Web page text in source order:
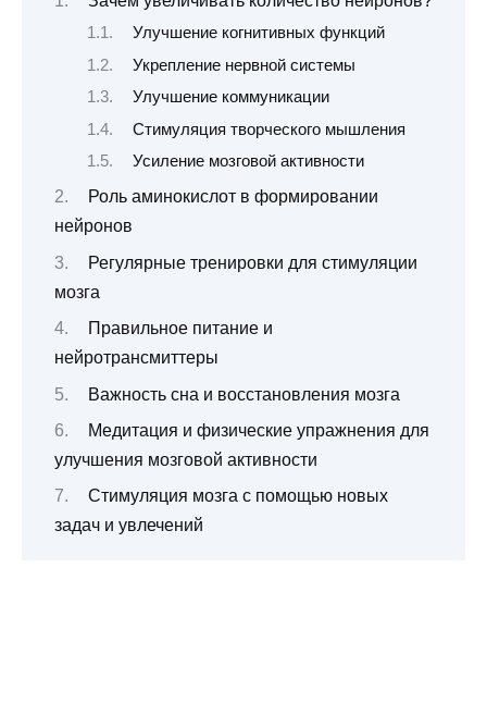
Улучшение когнитивных функций
Укрепление нервной системы
Улучшение коммуникации
Стимуляция творческого мышления
Усиление мозговой активности
Роль аминокислот в формировании
нейронов
Регулярные тренировки для стимуляции
мозга
Правильное питание и
нейротрансмиттеры
Важность сна и восстановления мозга
Медитация и физические упражнения для
улучшения мозговой активности
Стимуляция мозга с помощью новых
задач и увлечений